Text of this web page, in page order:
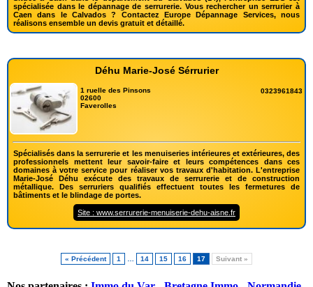
spécialisée dans le dépannage de serrurerie. Vous rechercher un serrurier à
Caen dans le Calvados ? Contactez Europe Dépannage Services, nous
réalisons ensemble un devis gratuit et détaillé.
Déhu Marie-José Sérrurier
1 ruelle des Pinsons
02600
Faverolles
0323961843
Spécialisés dans la serrurerie et les menuiseries intérieures et extérieures, des
professionnels mettent leur savoir-faire et leurs compétences dans ces
domaines à votre service pour réaliser vos travaux d'habitation. L'entreprise
Marie-José Déhu exécute des travaux de serrurerie et de construction
métallique. Des serruriers qualifiés effectuent toutes les fermetures de
bâtiments et le blindage de portes.
Site : www.serrurerie-menuiserie-dehu-aisne.fr
« Précédent 1 14 15 16 17 Suivant »